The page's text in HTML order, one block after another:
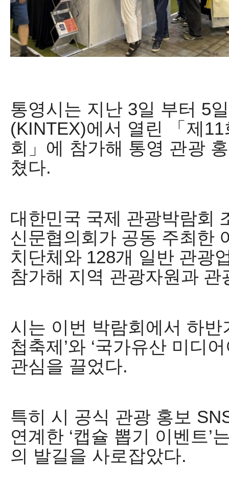
통영시는 지난 3일 부터 5
(KINTEX)에서 열린 「 제11
회 」 에 참가해 통영 관광
쳤다.
대한민국 국제 관광박람회
신문협의회가 공동 주최한
치단체와 128개 일반 관광
참가해 지역 관광자원과 관
시는 이번 박람회에서 하
첩축제’와 ‘국가유산 미디
관심을 끌었다.
특히 시 공식 관광 홍보
연계한 ‘캡슐 뽑기 이벤트’
의 발길을 사로잡았다.